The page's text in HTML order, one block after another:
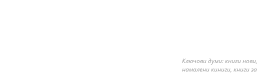
Ключови думи: книги
намалени киниги, книги